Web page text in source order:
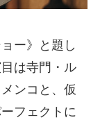
ー》と題し
は寺門・ル
ンコと、仮
フェクトに